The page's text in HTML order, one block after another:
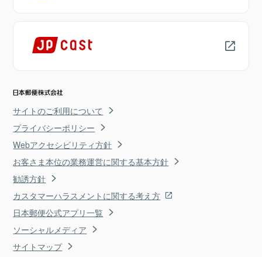
サイトのご利用について
プライバシーポリシー
Webアクセシビリティ方針
お客さま本位の業務運営に関する基本方針
勧誘方針
カスタマーハラスメントに関する考え方
日本郵便公式アプリ一覧
ソーシャルメディア
サイトマップ